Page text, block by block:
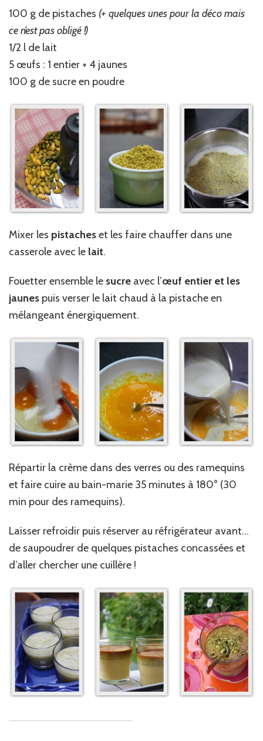
100 g de pistaches (+ quelques unes pour la déco mais
ce n’est pas obligé !)
1/2 l de lait
5 œufs : 1 entier + 4 jaunes
100 g de sucre en poudre
Mixer les pistacheset les faire chauffer dans une
casserole avec le lait.
Fouetter ensemble le sucre avec l’œuf entier et les
jaunes puis verser le lait chaud à la pistache en
mélangeant énergiquement.
Répartir la crème dans des verres ou des ramequins
et faire cuire au bain-marie 35 minutes à 180° (30
min pour des ramequins).
Laisser refroidir puis réserver au réfrigérateur avant…
de saupoudrer de quelques pistaches concassées et
d’aller chercher une cuillère !